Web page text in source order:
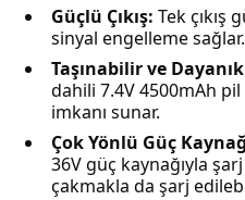
Güçlü Çıkış: Tek çıkış
sinyal engelleme sağlar.
Taşınabilir ve
dahili 7.4V 4500mAh
imkanı sunar.
Çok Yönlü Güç
36V güç kaynağıyla
çakmakla da şarj